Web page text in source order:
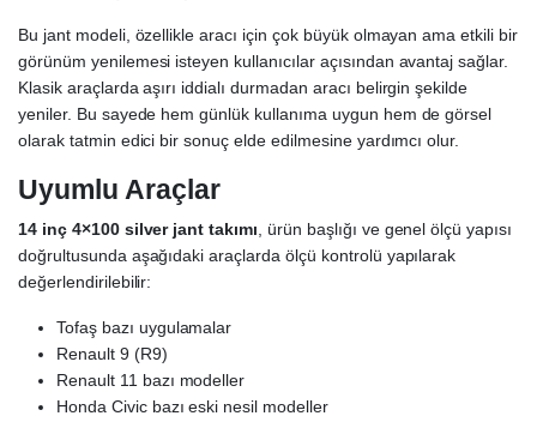
Bu jant modeli, özellikle aracı için çok büyük olmayan ama etkili bir
görünüm yenilemesi isteyen kullanıcılar açısından avantaj sağlar.
Klasik araçlarda aşırı iddialı durmadan aracı belirgin şekilde
yeniler. Bu sayede hem günlük kullanıma uygun hem de görsel
olarak tatmin edici bir sonuç elde edilmesine yardımcı olur.
Uyumlu Araçlar
14 inç 4×100 silver jant takımı , ürün başlığı ve genel ölçü yapısı
doğrultusunda aşağıdaki araçlarda ölçü kontrolü yapılarak
değerlendirilebilir:
Tofaş bazı uygulamalar
Renault 9 (R9)
Renault 11 bazı modeller
Honda Civic bazı eski nesil modeller